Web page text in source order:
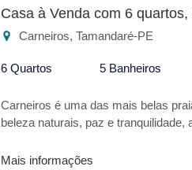
Casa à Venda com 6 quartos,
Carneiros, Tamandaré-PE
6 Quartos 5 Banheiros
Carneiros é uma das mais belas
beleza naturais, paz e tranquilidade,
todo conforto, excelente localização
Mais informações